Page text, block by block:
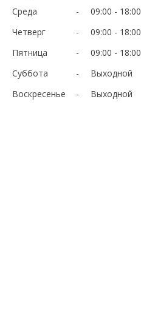
Среда
09:00
18:00
Четверг
09:00
18:00
Пятница
09:00
18:00
Суббота
Выходной
Воскресенье
Выходной